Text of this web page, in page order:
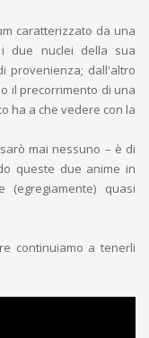
caratterizzato da una
i due nuclei della sua
provenienza; dall'altro
il precorrimento di una
ha a che vedere con la
mai nessuno – è di
queste due anime in
(egregiamente) quasi
continuiamo a tenerli